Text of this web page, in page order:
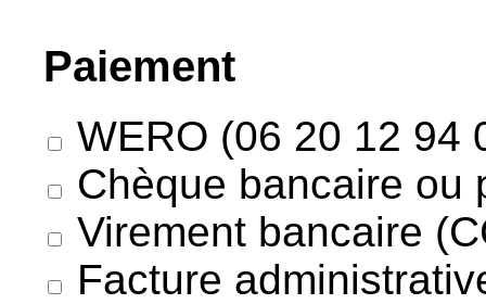
Paiement
WERO (06 20 12 94
Chèque bancaire ou
Virement bancaire
Facture